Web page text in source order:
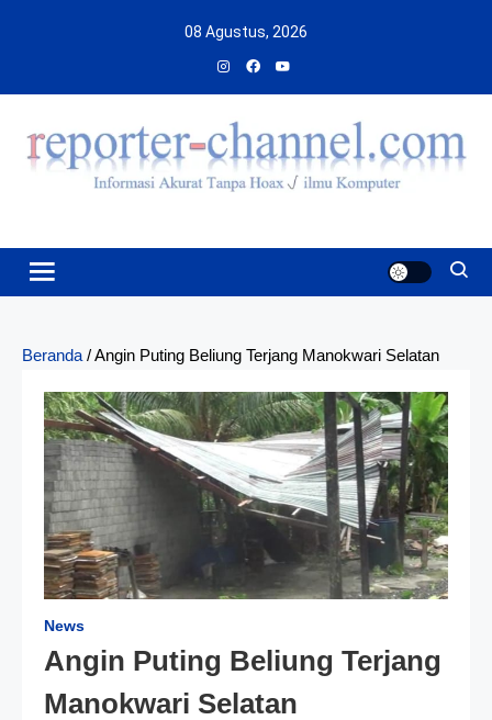
08 Agustus, 2026
Beranda /Angin Puting Beliung Terjang Manokwari Selatan
News
Angin Puting Beliung Terjang
Manokwari Selatan